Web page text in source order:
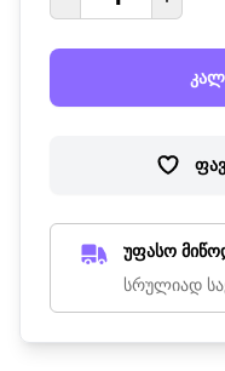
უფასო
სრულიად